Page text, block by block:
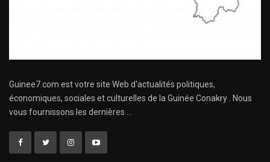
Guinee7.com est votre site Web d'actualités politiques,
économiques, sociales et culturelles de la Guinée Conakry . Nous
vous fournissons les dernières ...